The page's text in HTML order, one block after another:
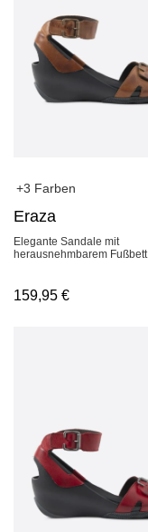
+3 Farben
Eraza
Elegante Sandale mit
herausnehmbarem Fußbett
159,95 €